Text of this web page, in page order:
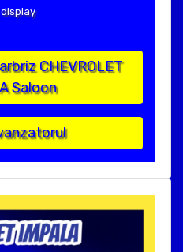
CHEVROLET
Saloon